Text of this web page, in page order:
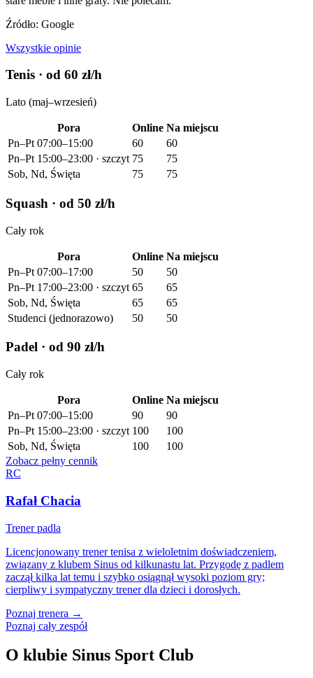
Źródło: Google
Wszystkie opinie
Tenis · od 60 zł/h
Lato (maj–wrzesień)
Pora Online Na miejscu
Pn–Pt 07:00–15:00
60
60
Pn–Pt 15:00–23:00 · szczyt 75
75
Sob, Nd, Święta
75 75
Squash · od 50 zł/h
Cały rok
Pora Online Na miejscu
Pn–Pt 07:00–17:00
50
50
Pn–Pt 17:00–23:00 · szczyt 65
65
Sob, Nd, Święta
65
65
Studenci (jednorazowo)
50 50
Padel · od 90 zł/h
Cały rok
Pora Online Na miejscu
Pn–Pt 07:00–15:00
90
90
Pn–Pt 15:00–23:00 · szczyt 100
100
Sob, Nd, Święta
100
100
Zobacz pełny cennik
RC
Rafał Chacia
Trener padla
Licencjonowany trener tenisa z wieloletnim doświadczeniem,
związany z klubem Sinus od kilkunastu lat. Przygodę z padlem
zaczął kilka lat temu i szybko osiągnął wysoki poziom gry;
cierpliwy i sympatyczny trener dla dzieci i dorosłych.
Poznaj trenera →
Poznaj cały zespół
O klubie Sinus Sport Club